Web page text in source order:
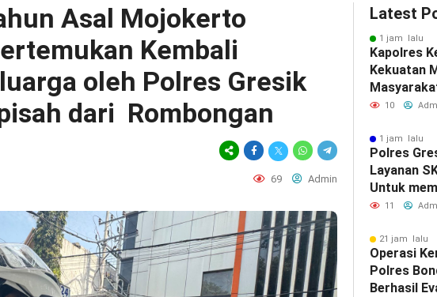
Asal Mojokerto
Kembali
oleh Polres Gresik
dari Rombongan
69 Admin
Latest
1 jam lalu
Kapolres
Kekuatan
Silaturahmi
10
1 jam lalu
Polres
Layanan
Untuk
11
21 jam lalu
Operasi
Polres
Berhasil